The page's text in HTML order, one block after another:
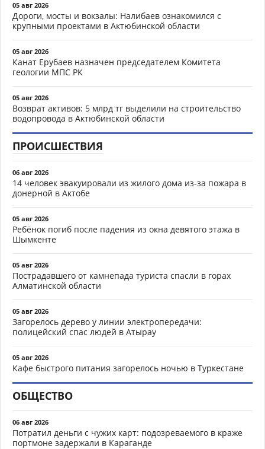
05 авг 2026
Дороги, мосты и вокзалы: Налибаев ознакомился с
крупными проектами в Актюбинской области
05 авг 2026
Канат Ерубаев назначен председателем Комитета
геологии МПС РК
05 авг 2026
Возврат активов: 5 млрд тг выделили на строительство
водопровода в Актюбинской области
ПРОИСШЕСТВИЯ
06 авг 2026
14 человек эвакуировали из жилого дома из-за пожара в
донерной в Актобе
05 авг 2026
Ребёнок погиб после падения из окна девятого этажа в
Шымкенте
05 авг 2026
Пострадавшего от камнепада туриста спасли в горах
Алматинской области
05 авг 2026
Загорелось дерево у линии электропередачи:
полицейский спас людей в Атырау
05 авг 2026
Кафе быстрого питания загорелось ночью в Туркестане
ОБЩЕСТВО
06 авг 2026
Потратил деньги с чужих карт: подозреваемого в краже
портмоне задержали в Караганде